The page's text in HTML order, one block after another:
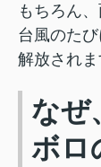
もちろん
台風のた
解放されま
なぜ
ボロ